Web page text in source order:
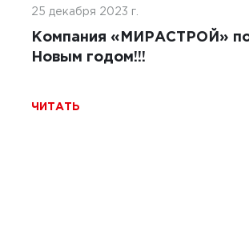
25 декабря 2023 г.
Компания «МИРАСТРОЙ»
Новым годом!!!
ЧИТАТЬ